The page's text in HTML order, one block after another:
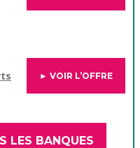
► VOIR L’OFFRE
LES BANQUES